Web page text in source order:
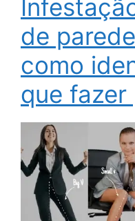
de
como
que fazer